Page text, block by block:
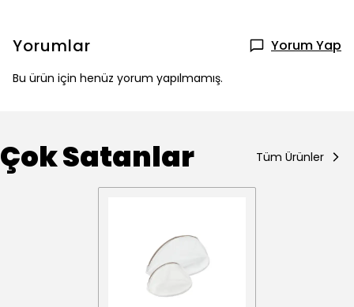
Yorumlar Yorum Yap
Bu ürün için henüz yorum yapılmamış.
Çok Satanlar Tüm Ürünler